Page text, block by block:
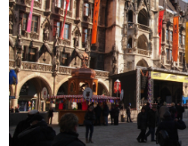
프
진
약
국
임
심
중
절
최